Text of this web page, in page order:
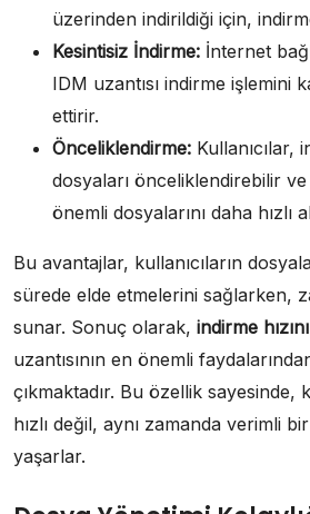
üzerinden indirildiği için,
Kesintisiz İndirme: İnternet
IDM uzantısı indirme işlemini
ettirir.
Önceliklendirme: Kullanıcılar,
dosyaları önceliklendirebilir
önemli dosyalarını daha hızlı
Bu avantajlar, kullanıcıların
sürede elde etmelerini sağlarken,
sunar. Sonuç olarak, indirme
uzantısının en önemli
çıkmaktadır. Bu özellik sayesinde,
hızlı değil, aynı zamanda verimli
yaşarlar.